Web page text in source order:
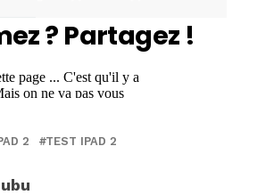
? Partagez !
2 TEST IPAD 2